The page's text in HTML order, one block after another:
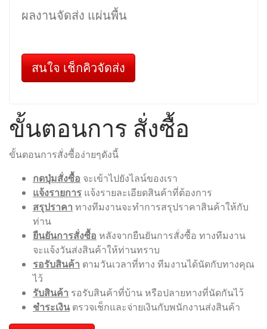
ผลงานจัดส่ง แผ่นพื้น
สนใจ เช็กคิวจัดส่ง
ขั้นตอนการ สั่งซื้อ
ขั้นตอนการสั่งซื้อง่ายๆดังนี้
กดปุ่มสั่งซื้อ จะเข้าไปยังไลน์ของเรา
แจ้งรายการ แจ้งรายละเอียดสินค้าที่ต้องการ
สรุปราคา ทางทีมงานจะทำการสรุปราคาสินค้าให้กับ
ท่าน
ยืนยันการสั่งซื้อ หลังจากยืนยันการสั่งซื้อ ทางทีมงาน
จะแจ้งวันส่งสินค้าให้ท่านทราบ
รอรับสินค้า ตามวันเวลาที่ทาง ทีมงานได้นัดกับทางคุณ
ไว้
รับสินค้า รอรับสินค้าที่บ้าน หรือปลายทางที่นัดกันไว้
ชำระเงิน ตรวจเช็กและจ่ายเงินกับพนักงานส่งสินค้า